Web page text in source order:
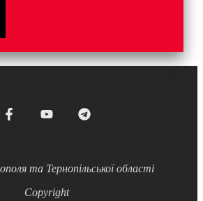
та Тернопільської області
Copyright